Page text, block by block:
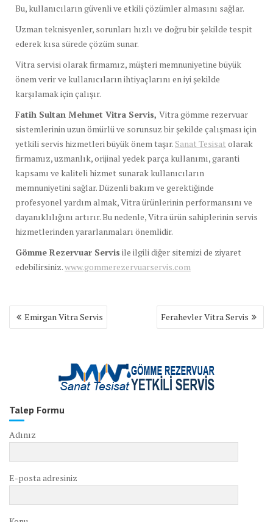
Bu, kullanıcıların güvenli ve etkili çözümler almasını sağlar.
Uzman teknisyenler, sorunları hızlı ve doğru bir şekilde tespit
ederek kısa sürede çözüm sunar.
Vitra servisi olarak firmamız, müşteri memnuniyetine büyük
önem verir ve kullanıcıların ihtiyaçlarını en iyi şekilde
karşılamak için çalışır.
Fatih Sultan Mehmet Vitra Servis, Vitra gömme rezervuar
sistemlerinin uzun ömürlü ve sorunsuz bir şekilde çalışması için
yetkili servis hizmetleri büyük önem taşır. Sanat Tesisat olarak
firmamız, uzmanlık, orijinal yedek parça kullanımı, garanti
kapsamı ve kaliteli hizmet sunarak kullanıcıların
memnuniyetini sağlar. Düzenli bakım ve gerektiğinde
profesyonel yardım almak, Vitra ürünlerinin performansını ve
dayanıklılığını artırır. Bu nedenle, Vitra ürün sahiplerinin servis
hizmetlerinden yararlanmaları önemlidir.
Gömme Rezervuar Servis ile ilgili diğer sitemizi de ziyaret
edebilirsiniz.www.gommerezervuarservis.com
Yazı
gezinmesi
Emirgan Vitra Servis Ferahevler Vitra Servis
Talep Formu
Adınız
E-posta adresiniz